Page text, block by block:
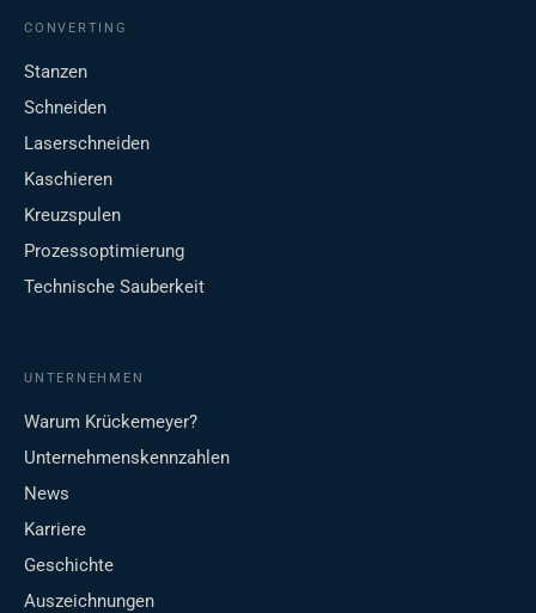
CONVERTING
Stanzen
Schneiden
Laserschneiden
Kaschieren
Kreuzspulen
Prozessoptimierung
Technische Sauberkeit
UNTERNEHMEN
Warum Krückemeyer?
Unternehmenskennzahlen
News
Karriere
Geschichte
Auszeichnungen